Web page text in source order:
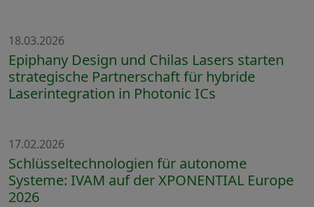
18.03.2026
Epiphany Design und Chilas Lasers starten
strategische Partnerschaft für hybride
Laserintegration in Photonic ICs
17.02.2026
Schlüsseltechnologien für autonome
Systeme: IVAM auf der XPONENTIAL Europe
2026